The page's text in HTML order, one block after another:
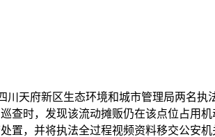
川天府新区生态环境和城市管理局两名执
查时，发现该流动摊贩仍在该点位占用
置，并将执法全过程视频资料移交公安机